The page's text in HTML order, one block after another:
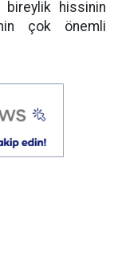
hissinin
çok önemli